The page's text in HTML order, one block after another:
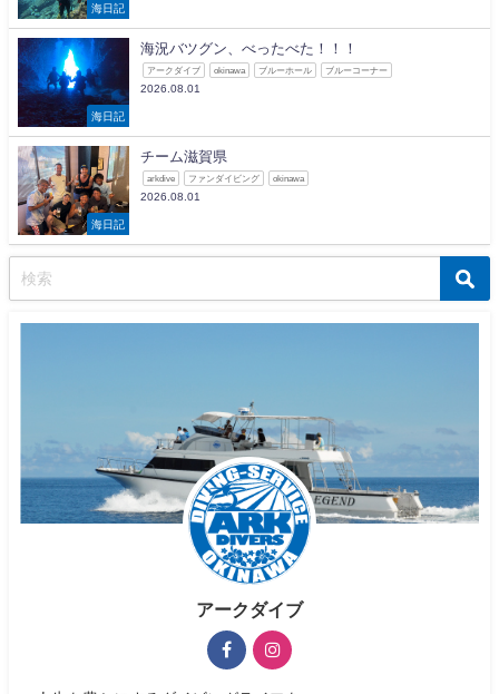
海日記
海日記
海況バツグン、べったべた！！！
アークダイブ okinawa ブルーホール ブルーコーナー
2026.08.01
海日記
チーム滋賀県
arkdive ファンダイビング okinawa
2026.08.01
アークダイブ